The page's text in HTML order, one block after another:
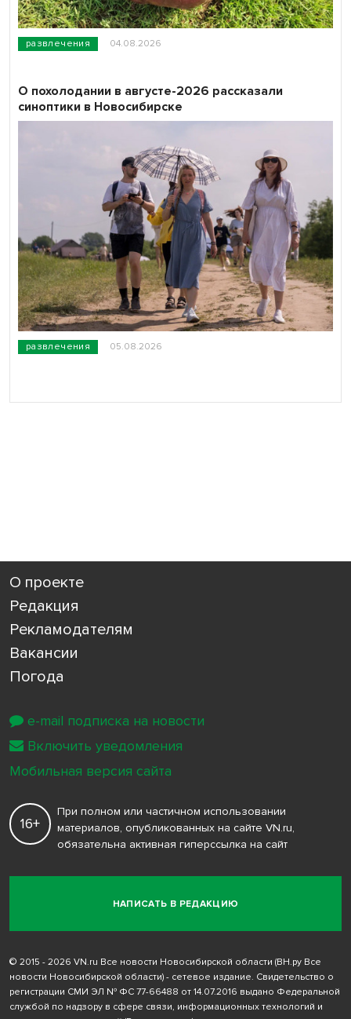
развлечения 04.08.2026
развлечения 05.08.2026
О похолодании в августе-2026 рассказали
синоптики в Новосибирске
О проекте
Редакция
Рекламодателям
Вакансии
Погода
НАПИСАТЬ В РЕДАКЦИЮ
16+
При полном или частичном использовании
материалов, опубликованных на сайте VN.ru,
обязательна активная гиперссылка на сайт
© 2015 - 2026 VN.ru Все новости Новосибирской области (ВН.ру Все
новости Новосибирской области) - сетевое издание. Свидетельство о
регистрации СМИ ЭЛ № ФС 77-66488 от 14.07.2016 выдано Федеральной
службой по надзору в сфере связи, информационных технологий и
e-mail подписка на новости
Включить уведомления
Мобильная версия сайта